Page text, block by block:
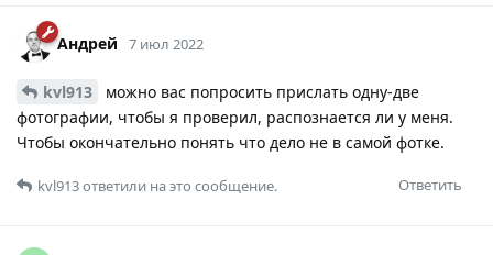
Андрей 7 июл 2022
kvl913
можно вас попросить прислать одну-две
фотографии, чтобы я проверил, распознается ли у меня.
Чтобы окончательно понять что дело не в самой фотке.
Ответить
kvl913ответили на это сообщение.